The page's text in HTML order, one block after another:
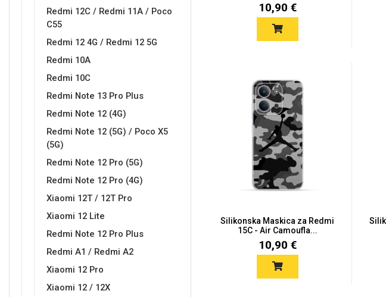
Redmi 12C / Redmi 11A / Poco
C55
Redmi 12 4G / Redmi 12 5G
Redmi 10A
Redmi 10C
Redmi Note 13 Pro Plus
Redmi Note 12 (4G)
Redmi Note 12 (5G) / Poco X5
(5G)
Redmi Note 12 Pro (5G)
Redmi Note 12 Pro (4G)
Xiaomi 12T / 12T Pro
Xiaomi 12 Lite
Redmi Note 12 Pro Plus
Redmi A1 / Redmi A2
Xiaomi 12 Pro
Xiaomi 12 / 12X
10,90 €
Silikonska Maskica za Redmi
15C - Air Camoufla...
10,90 €
Doodles
Monogrami
Za njega